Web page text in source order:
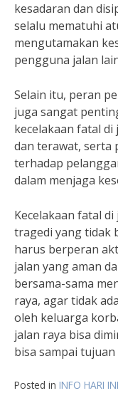
kesadaran dan
selalu mematuhi
mengutamakan
pengguna jalan
Selain itu, peran
juga sangat
kecelakaan fatal di
dan terawat, serta
terhadap
dalam menjaga
Kecelakaan fatal
tragedi yang tidak
harus berperan
jalan yang aman
bersama-sama
raya, agar tidak
oleh keluarga
jalan raya bisa
bisa sampai
Posted in INFO HARI INI